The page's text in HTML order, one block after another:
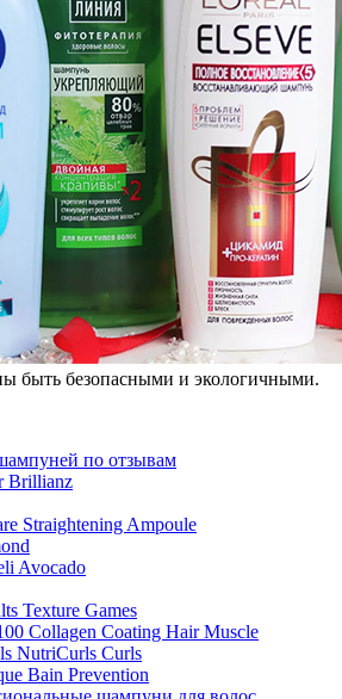
быть безопасными и экологичными.
по отзывам
Brillianz
Straightening Ampoule
Avocado
Texture Games
Collagen Coating Hair Muscle
NutriCurls Curls
Bain Prevention